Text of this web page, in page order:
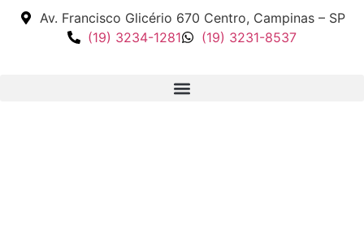
Av. Francisco Glicério 670 Centro, Campinas – SP
(19) 3234-1281
(19) 3231-8537